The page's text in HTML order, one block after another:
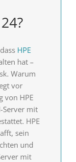
HPE
hat –
Warum
vor
von HPE
Server mit
HPE
sein
und
mit